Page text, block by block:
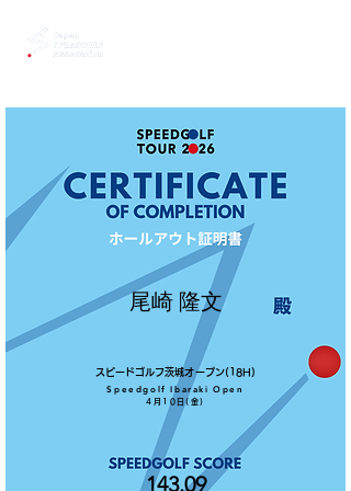
尾崎 隆文
スピードゴルフ茨城オープン(18H)
Speedgolf Ibaraki Open
4月10日(金)
143.09